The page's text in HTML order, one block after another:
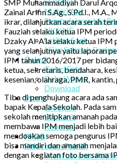
Materi Ajar
Pembelajaran Via
UKLINE
Latihan Soal
Ujian Sekolah Daring
Galeri
Galeri Foto
Galeri Video
Download
Store
DA Store
DA Bank
Koperasi
PPDB
Pelayanan Publik
Profil Layanan Publik
SMP Muhammadiyah Darul
Zainal Arifin S.Ag., S.Pd.I., M.A.,
ikrar, dilanjutkan acara serah
Fauziah selaku ketua IPM
Dzaky Al-A’la selaku ketua
yang selanjutnya yaitu laporan
IPM tahun 2016/2017 per
ketua, sekretaris, bendahara,
kesenian, olahraga, PMR,
Tiba di penghujung acara ada
bapak Kepala Sekolah. Pada
sekolah menitipkan amanah
membawa IPM menjadi lebih
mendoakan semoga pengurus
bisa mandiri dan amanah
dengan kegiatan foto bersama